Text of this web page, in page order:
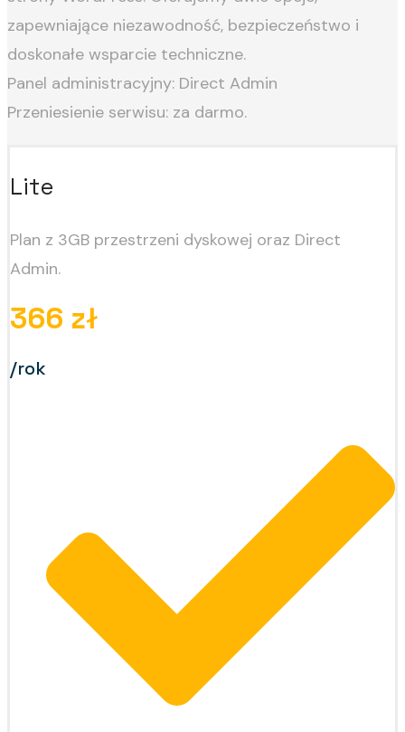
zapewniające niezawodność, bezpieczeństwo i
doskonałe wsparcie techniczne.
Panel administracyjny: Direct Admin
Przeniesienie serwisu: za darmo.
Lite
Plan z 3GB przestrzeni dyskowej oraz Direct
Admin.
366 zł
/rok